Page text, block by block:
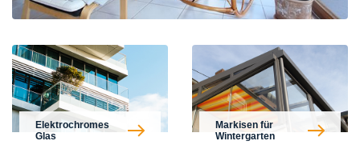
Elektrochromes
Glas
Markisen für
Wintergarten